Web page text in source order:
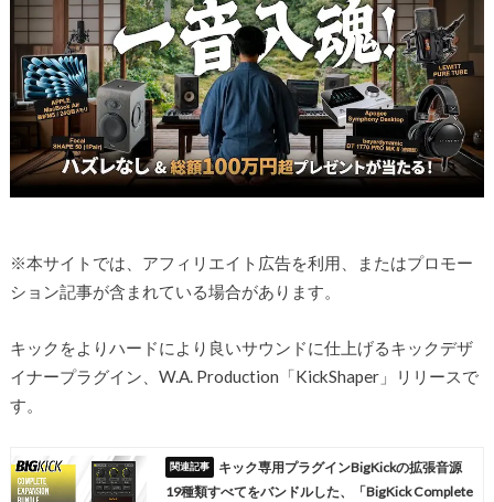
※本サイトでは、アフィリエイト広告を利用、またはプロモー
ション記事が含まれている場合があります。
キックをよりハードにより良いサウンドに仕上げるキックデザ
イナープラグイン、W.A. Production「KickShaper」リリースで
す。
キック専用プラグインBigKickの拡張音源
19種類すべてをバンドルした、「BigKick Complete